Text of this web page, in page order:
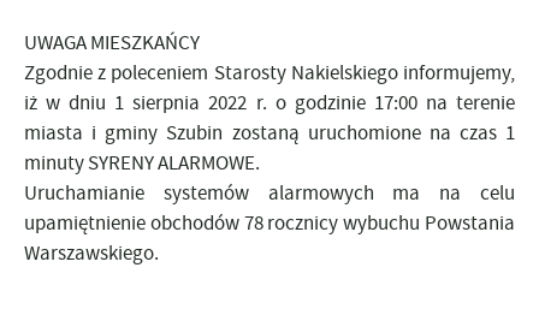
UWAGA MIESZKAŃCY
Zgodnie z poleceniem Starosty Nakielskiego informujemy,
iż w dniu 1 sierpnia 2022 r. o godzinie 17:00 na terenie
miasta i gminy Szubin zostaną uruchomione na czas 1
minuty SYRENY ALARMOWE.
Uruchamianie systemów alarmowych ma na celu
upamiętnienie obchodów 78 rocznicy wybuchu Powstania
Warszawskiego.